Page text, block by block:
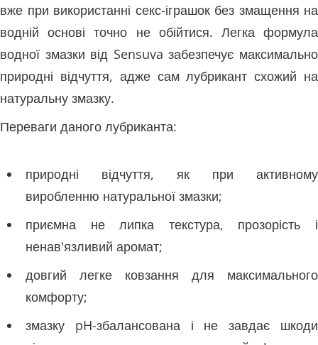
вже при використанні секс-іграшок без змащення на
водній основі точно не обійтися. Легка формула
водної змазки від Sensuva забезпечує максимально
природні відчуття, адже сам лубрикант схожий на
натуральну змазку.
Переваги даного лубриканта:
природні відчуття, як при активному
виробленню натуральної змазки;
приємна не липка текстура, прозорість і
ненав'язливий аромат;
довгий легке ковзання для максимального
комфорту;
змазку pH-збалансована і не завдає шкоди